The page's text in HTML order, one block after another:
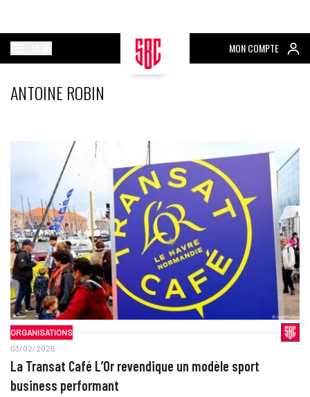
MON COMPTE
ANTOINE ROBIN
ORGANISATIONS
03/02/2026
La Transat Café L’Or revendique un modèle sport
business performant